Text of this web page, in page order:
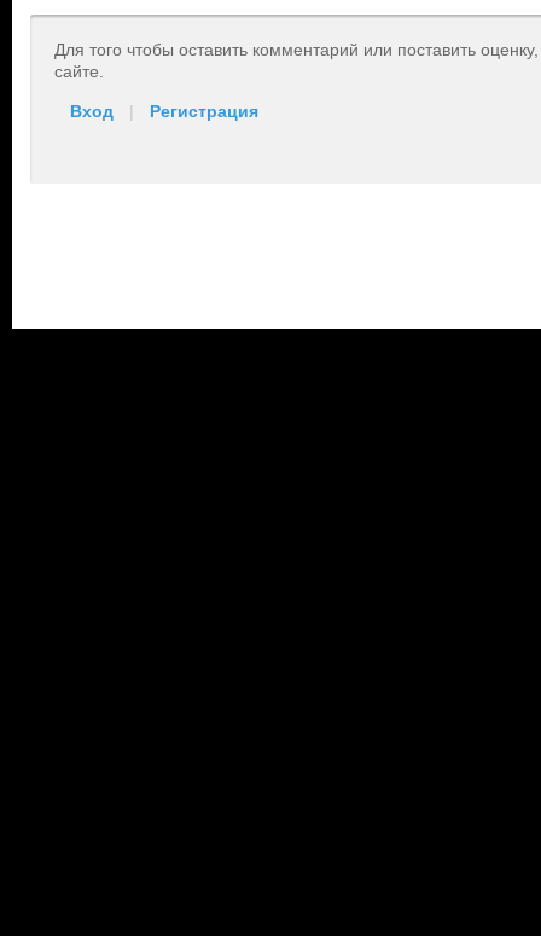
Для того чтобы оставить комментарий или поставить
сайте.
Вход | Регистрация